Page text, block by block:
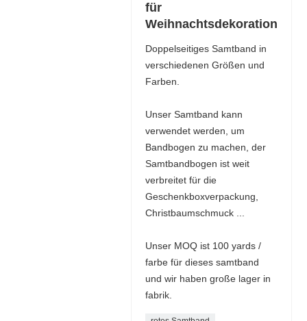
für
Weihnachtsdekoration
Doppelseitiges Samtband in
verschiedenen Größen und
Farben.
Unser Samtband kann
verwendet werden, um
Bandbogen zu machen, der
Samtbandbogen ist weit
verbreitet für die
Geschenkboxverpackung,
Christbaumschmuck ...
Unser MOQ ist 100 yards /
farbe für dieses samtband
und wir haben große lager in
fabrik.